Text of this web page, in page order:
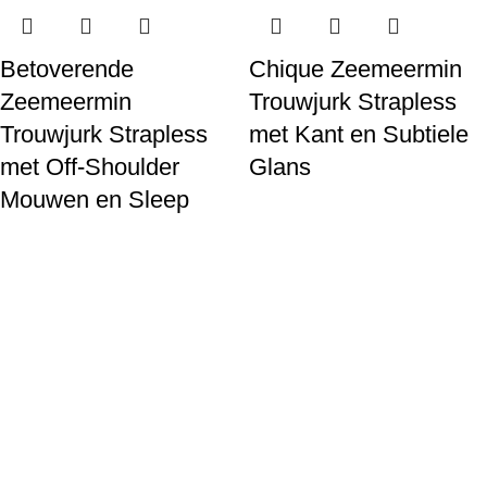
Betoverende
Zeemeermin
Trouwjurk Strapless
met Off-Shoulder
Mouwen en Sleep
Chique Zeemeermin
Trouwjurk Strapless
met Kant en Subtiele
Glans